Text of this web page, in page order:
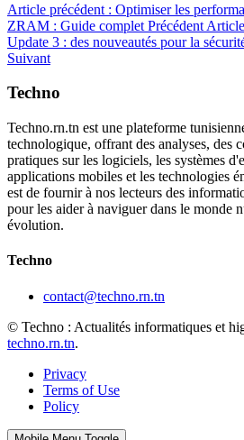
Article précédent : Optimiser les
ZRAM : Guide complet Précédent
Update 3 : des nouveautés pour la
Suivant
Techno
Techno.rn.tn est une plateforme
technologique, offrant des analyses, des
pratiques sur les logiciels, les systèmes
applications mobiles et les technologies
est de fournir à nos lecteurs des
pour les aider à naviguer dans le monde
évolution.
Techno
contact@techno.rn.tn
© Techno : Actualités informatiques et
techno.rn.tn.
Privacy
Terms of Use
Policy